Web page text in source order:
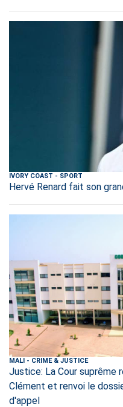
IVORY COAST - SPORT
Hervé Renard fait son
MALI - CRIME & JUSTICE
Justice: La Cour
Clément et renvoi le
d'appel